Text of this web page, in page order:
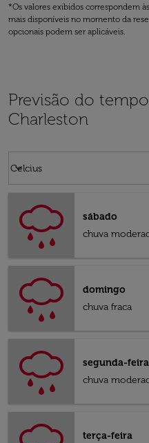
*Os valores exibidos correspondem
mais disponíveis no momento da
opcionais podem ser aplicáveis.
Previsão do
Charleston
Celcius
keyboard_arrow_down
sábado
chuva
domingo
chuva fraca
segunda-feira
chuva
terça-feira